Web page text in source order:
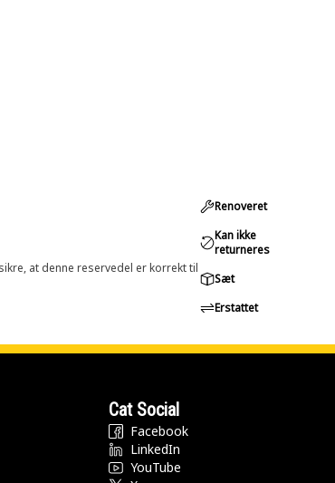
at denne reservedel er korrekt til
Renoveret
Kan ikke
returneres
Sæt
Erstattet
Cat Social
Facebook
LinkedIn
YouTube